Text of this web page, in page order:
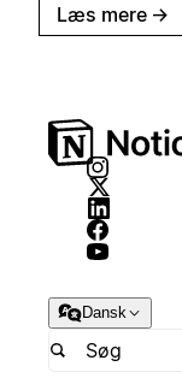
Læs mere →
Dansk